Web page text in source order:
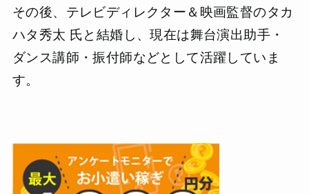
その後、テレビディレクター＆映画監督のタカ
ハタ秀太 氏と結婚し、現在は舞台演出助手・
ダンス講師・振付師などとして活躍していま
す。